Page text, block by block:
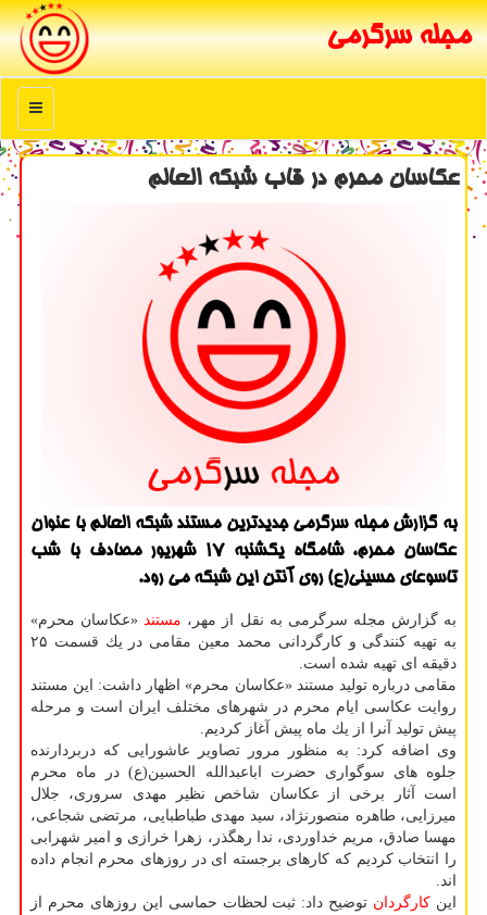
مجله سرگرمی
منو
عكاسان محرم در قاب شبكه العالم
به گزارش مجله سرگرمی جدیدترین مستند شبكه العالم با عنوان
عكاسان محرم، شامگاه یكشنبه ۱۷ شهریور مصادف با شب
تاسوعای حسینی(ع) روی آنتن این شبكه می رود.
به گزارش مجله سرگرمی به نقل از مهر، مستند«عكاسان محرم»
به تهیه كنندگی و كارگردانی محمد معین مقامی در یك قسمت ۲۵
دقیقه ای تهیه شده است.
مقامی درباره تولید مستند «عكاسان محرم» اظهار داشت: این مستند
روایت عكاسی ایام محرم در شهرهای مختلف ایران است و مرحله
پیش تولید آنرا از یك ماه پیش آغاز كردیم.
وی اضافه كرد: به منظور مرور تصاویر عاشورایی كه دربردارنده
جلوه های سوگواری حضرت اباعبدالله الحسین(ع) در ماه محرم
است آثار برخی از عكاسان شاخص نظیر مهدی سروری، جلال
میرزایی، طاهره منصورنژاد، سید مهدی طباطبایی، مرتضی شجاعی،
مهسا صادق، مریم خداوردی، ندا رهگذر، زهرا خرازی و امیر شهرابی
را انتخاب كردیم كه كارهای برجسته ای در روزهای محرم انجام داده
اند.
این كارگردان توضیح داد: ثبت لحظات حماسی این روزهای محرم از